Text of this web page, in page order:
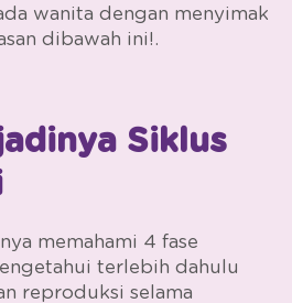
wanita dengan menyimak
dibawah ini!.
Siklus
memahami 4 fase
terlebih dahulu
reproduksi selama